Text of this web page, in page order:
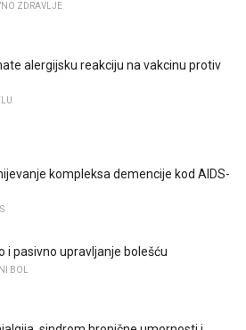
ZDRAVLJE
alergijsku reakciju na vakcinu protiv
kompleksa demencije kod AIDS-
i pasivno upravljanje bolešću
BOL